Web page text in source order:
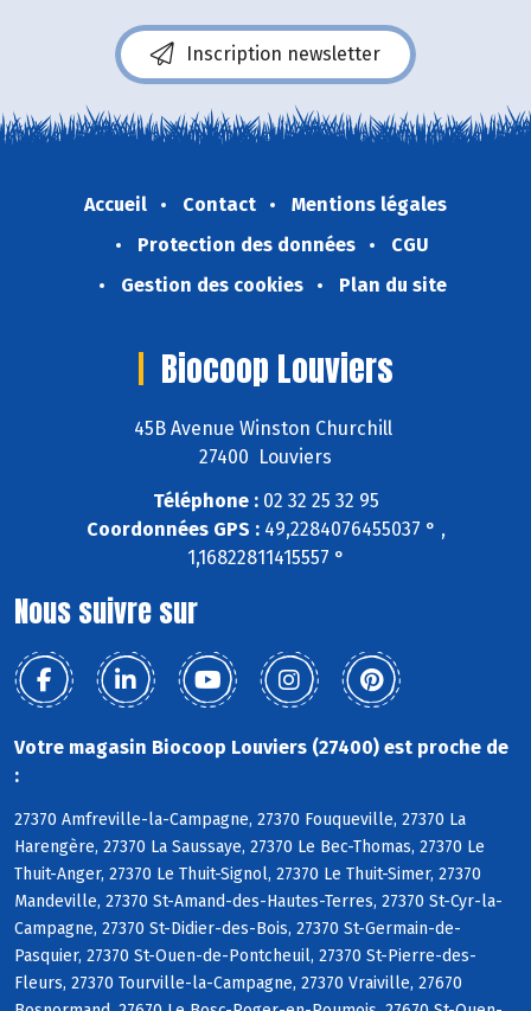
Inscription newsletter
Accueil Contact
Mentions légales
Protection des données
CGU
Gestion des cookies
Plan du site
Biocoop Louviers
45B Avenue Winston Churchill
27400 Louviers
Téléphone :02 32 25 32 95
Coordonnées GPS :49,2284076455037 ° ,
1,16822811415557 °
Nous suivre sur
Votre magasin Biocoop Louviers (27400) est proche de
:
27370 Amfreville-la-Campagne, 27370 Fouqueville, 27370 La
Harengère, 27370 La Saussaye, 27370 Le Bec-Thomas, 27370 Le
Thuit-Anger, 27370 Le Thuit-Signol, 27370 Le Thuit-Simer, 27370
Mandeville, 27370 St-Amand-des-Hautes-Terres, 27370 St-Cyr-la-
Campagne, 27370 St-Didier-des-Bois, 27370 St-Germain-de-
Pasquier, 27370 St-Ouen-de-Pontcheuil, 27370 St-Pierre-des-
Fleurs, 27370 Tourville-la-Campagne, 27370 Vraiville, 27670